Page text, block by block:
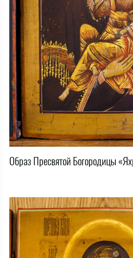
Образ Пресвятой Богородицы